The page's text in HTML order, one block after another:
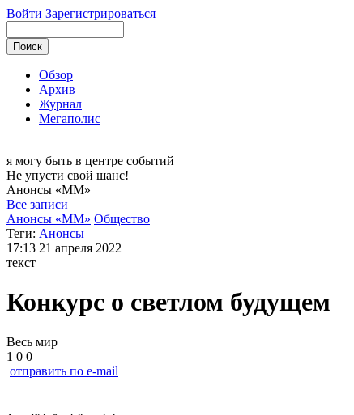
Войти Зарегистрироваться
Обзор
Архив
Журнал
Мегаполис
я могу быть в центре событий
Не упусти свой шанс!
Анонсы «ММ»
Все записи
Анонсы «ММ» Общество
Теги: Анонсы
17:13 21 апреля 2022
текст
Конкурс о светлом будущем
Весь мир
1 0 0
отправить по e-mail